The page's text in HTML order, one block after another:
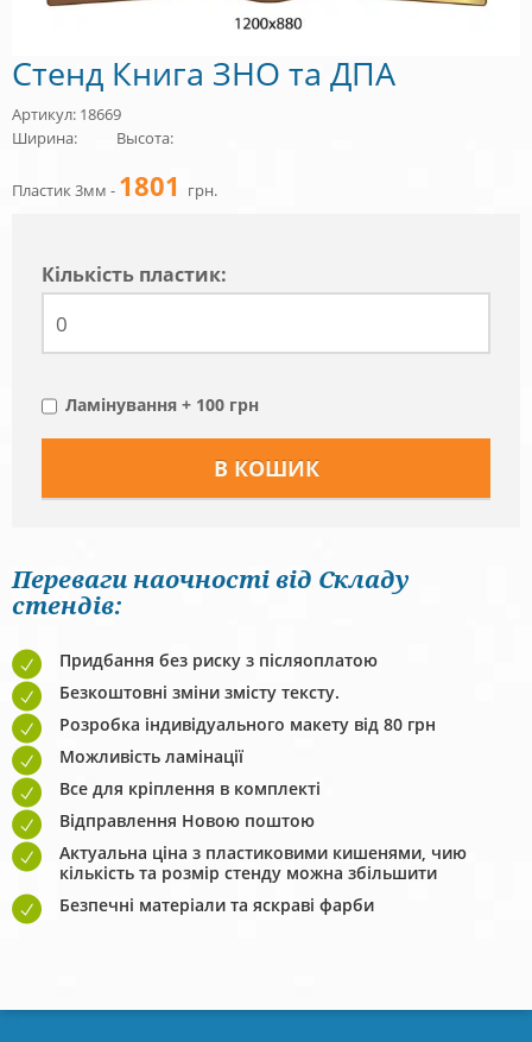
Стенд Книга ЗНО та ДПА
Артикул: 18669
Ширина:
Высота:
Пластик 3мм - 1801 грн.
Кiлькiсть пластик:
Ламінування + 100 грн
Переваги наочності від Складу
стендів:
Придбання без риску з післяоплатою
Безкоштовні зміни змісту тексту.
Розробка індивідуального макету від 80 грн
Можливість ламінації
Все для кріплення в комплекті
Відправлення Новою поштою
Актуальна ціна з пластиковими кишенями, чию
кількість та розмір стенду можна збільшити
Безпечні матеріали та яскраві фарби